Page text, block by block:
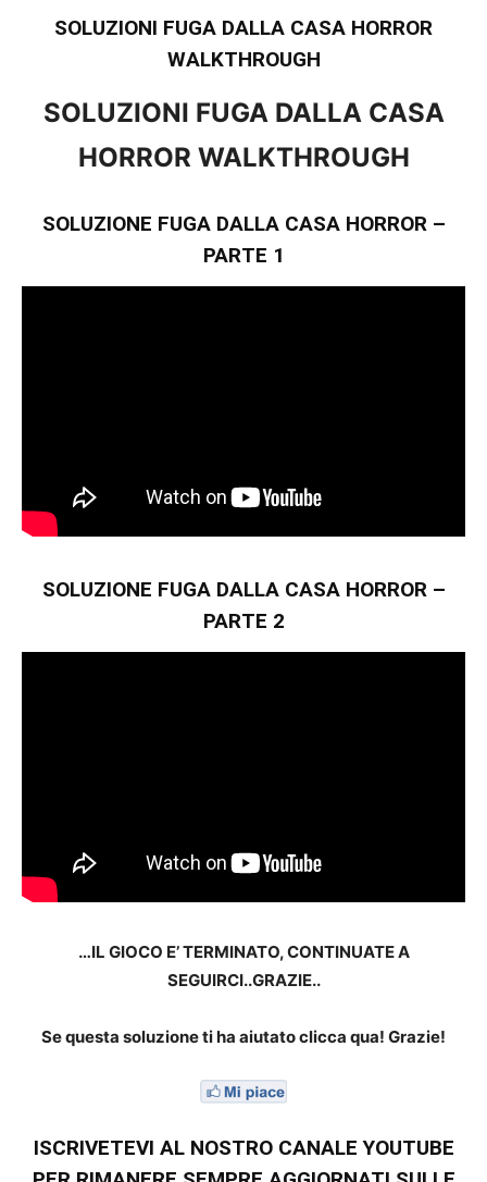
SOLUZIONI FUGA DALLA CASA HORROR
WALKTHROUGH
SOLUZIONI FUGA DALLA CASA
HORROR WALKTHROUGH
SOLUZIONE FUGA DALLA CASA HORROR –
PARTE 1
SOLUZIONE FUGA DALLA CASA HORROR –
PARTE 2
…IL GIOCO E’ TERMINATO, CONTINUATE A
SEGUIRCI..GRAZIE..
Se questa soluzione ti ha aiutato clicca qua! Grazie!
ISCRIVETEVI AL NOSTRO CANALE YOUTUBE